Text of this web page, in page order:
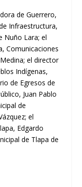
de Guerrero,
Infraestructura,
Nuño Lara; el
Comunicaciones
el director
Indígenas,
de Egresos de
Juan Pablo
de
el
Edgardo
de Tlapa de